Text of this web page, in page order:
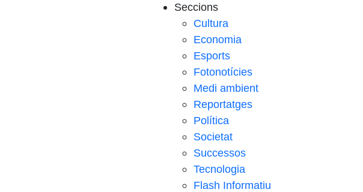
Seccions
Cultura
Economia
Esports
Fotonotícies
Medi ambient
Reportatges
Política
Societat
Successos
Tecnologia
Flash Informatiu